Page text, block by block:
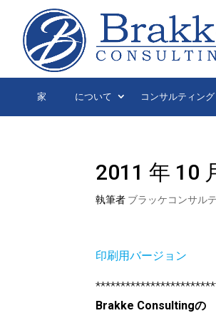
家 について コンサルティング
2011 年 10
執筆者 ブラッケコンサル
印刷用バージョン
Brakke Consultingの